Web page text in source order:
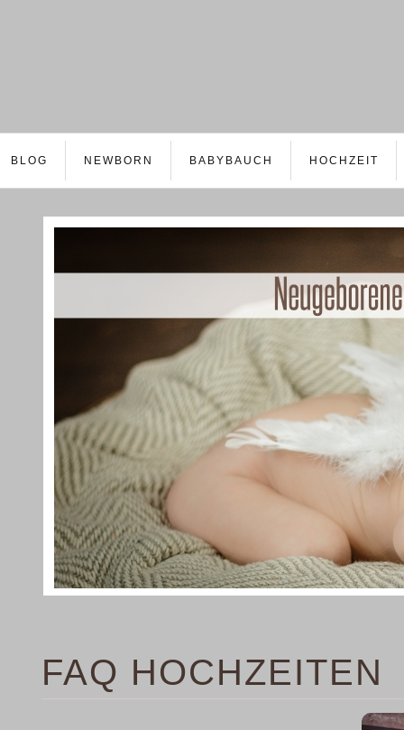
BLOG NEWBORN BABYBAUCH HOCHZEIT
FAQ HOCHZEITEN